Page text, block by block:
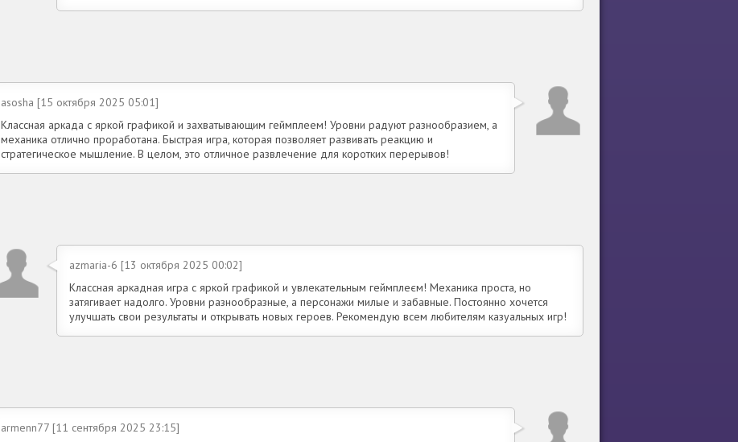
asosha [15 октября 2025 05:01]
Классная аркада с яркой графикой и захватывающим геймплеем! Уровни радуют разнообразием, а
механика отлично проработана. Быстрая игра, которая позволяет развивать реакцию и
стратегическое мышление. В целом, это отличное развлечение для коротких перерывов!
azmaria-6 [13 октября 2025 00:02]
Классная аркадная игра с яркой графикой и увлекательным геймплеєм! Механика проста, но
затягивает надолго. Уровни разнообразные, а персонажи милые и забавные. Постоянно хочется
улучшать свои результаты и открывать новых героев. Рекомендую всем любителям казуальных игр!
armenn77 [11 сентября 2025 23:15]